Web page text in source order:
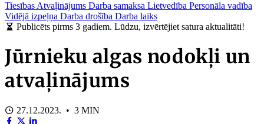
Tiesības Atvaļinājums Darba samaksa Lietvedība Personāla vadība
Vidējā izpeļņa Darba drošība Darba laiks
Publicēts pirms 3 gadiem. Lūdzu, izvērtējiet satura aktualitāti!
Jūrnieku algas nodokļi un
atvaļinājums
27.12.2023. • 3 MIN